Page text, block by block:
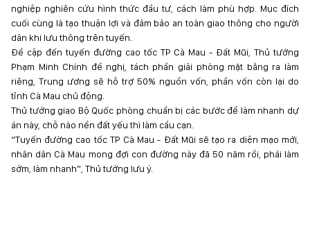
nghiệp nghiên cứu hình thức đầu tư, cách làm phù hợp. Mục đích
cuối cùng là tạo thuận lợi và đảm bảo an toàn giao thông cho người
dân khi lưu thông trên tuyến.
Đề cập đến tuyến đường cao tốc TP Cà Mau - Đất Mũi, Thủ tướng
Phạm Minh Chính đề nghị, tách phần giải phòng mặt bằng ra làm
riêng, Trung ương sẽ hỗ trợ 50% nguồn vốn, phần vốn còn lại do
tỉnh Cà Mau chủ động.
Thủ tướng giao Bộ Quốc phòng chuẩn bị các bước để làm nhanh dự
án này, chỗ nào nền đất yếu thì làm cầu cạn.
“Tuyến đường cao tốc TP Cà Mau - Đất Mũi sẽ tạo ra diện mạo mới,
nhân dân Cà Mau mong đợi con đường này đã 50 năm rồi, phải làm
sớm, làm nhanh”, Thủ tướng lưu ý.